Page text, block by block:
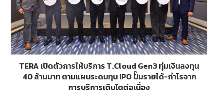
TERA เปิดตัวการให้บริการ T.Cloud Gen3 ทุ่มเงินลงทุน
40 ล้านบาท ตามแผนระดมทุน IPO ปั๊มรายได้-กำไรจาก
การบริการเติบโตต่อเนื่อง